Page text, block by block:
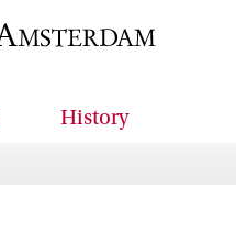
History